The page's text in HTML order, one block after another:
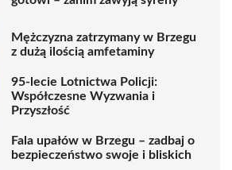
Mężczyzna zatrzymany w Brzegu
z dużą ilością amfetaminy
95-lecie Lotnictwa Policji:
Współczesne Wyzwania i
Przyszłość
Fala upałów w Brzegu – zadbaj o
bezpieczeństwo swoje i bliskich